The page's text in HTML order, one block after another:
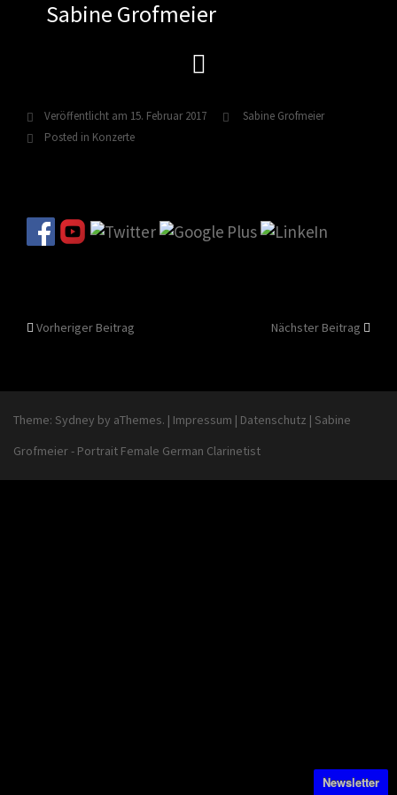
Sabine Grofmeier
Veröffentlicht am 15. Februar 2017
Sabine Grofmeier
Posted in Konzerte
Beitragsnavigation
Vorheriger Beitrag Nächster Beitrag
Theme: Sydney by aThemes. | Impressum | Datenschutz | Sabine
Grofmeier - Portrait Female German Clarinetist
Newsletter